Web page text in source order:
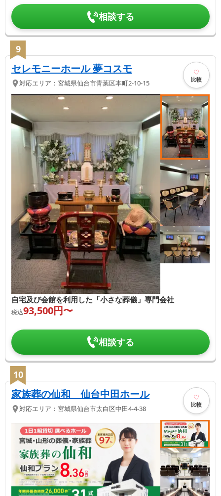
相談する
9
セレモニーホール 夢コスモ
対応エリア： 宮城県仙台市青葉区本町2-10-15 比較
自宅及び会館を利用した「小さな葬儀」専門会社
税込93,500円〜
相談する
10
家族葬の仙和 仙台中田ホール
対応エリア： 宮城県仙台市太白区中田4-4-38 比較